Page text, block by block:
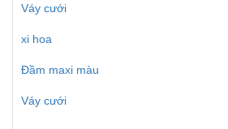
Váy cưới
xi hoa
Đầm maxi màu
Váy cưới